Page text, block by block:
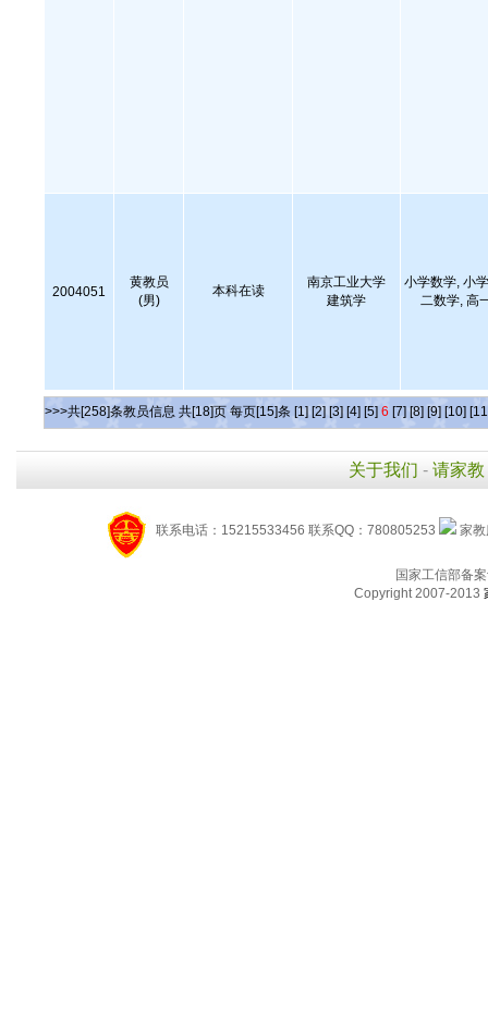
2004051
黄教员
(男)
本科在读
南京工业大学
建筑学
小学数学, 小
二数学, 高
>>>共[258]条教员信息 共[18]页 每页[15]条 [1] [2] [3] [4] [5] 6 [7] [8] [9] [10]
关于我们 - 请家教
联系电话：15215533456 联系QQ：780805253 家
国家工信部备
Copyright 2007-2013